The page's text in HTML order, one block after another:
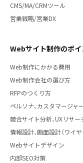
CMS/MA/CRMツール
営業戦略/営業DX
Webサイト制作のポ
Web制作にかかる費用
Web制作会社の選び方
RFPのつくり方
ペルソナ、カスタマージャ
競合サイト分析、UXリサー
情報設計、画面設計（ワイ
Webサイトデザイン
内部SEO対策